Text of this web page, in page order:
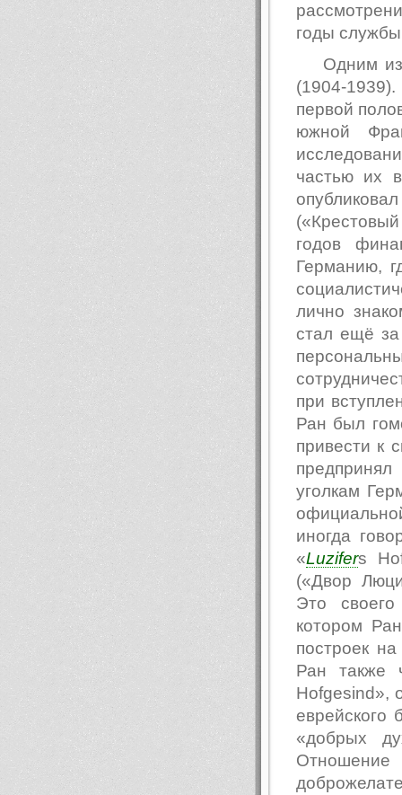
годы
Одним
(1904-
первой
южной
частью их
годов
Германию,
лично
стал ещё
при
Ран был
привести к
уголкам
иногда
«Luzifers
(«Двор
Это
котором
построек
Ран также
Hofgesind»,
«добрых